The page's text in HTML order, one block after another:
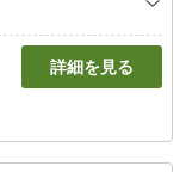
詳細を見る